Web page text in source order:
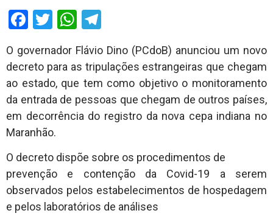
Facebook
TwitterWhatsApp
O governador Flávio Dino (PCdoB) anunciou um novo
decreto para as tripulações estrangeiras que chegam
ao estado, que tem como objetivo o monitoramento
da entrada de pessoas que chegam de outros países,
em decorrência do registro da nova cepa indiana no
Maranhão.
O decreto dispõe sobre os procedimentos de
prevenção e contenção da Covid-19 a serem
observados pelos estabelecimentos de hospedagem
e pelos laboratórios de análises